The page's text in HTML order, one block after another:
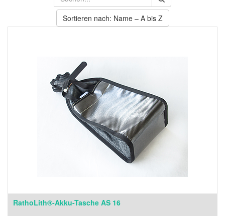
Sortieren nach: Name – A bis Z
RathoLith®-Akku-Tasche AS 16